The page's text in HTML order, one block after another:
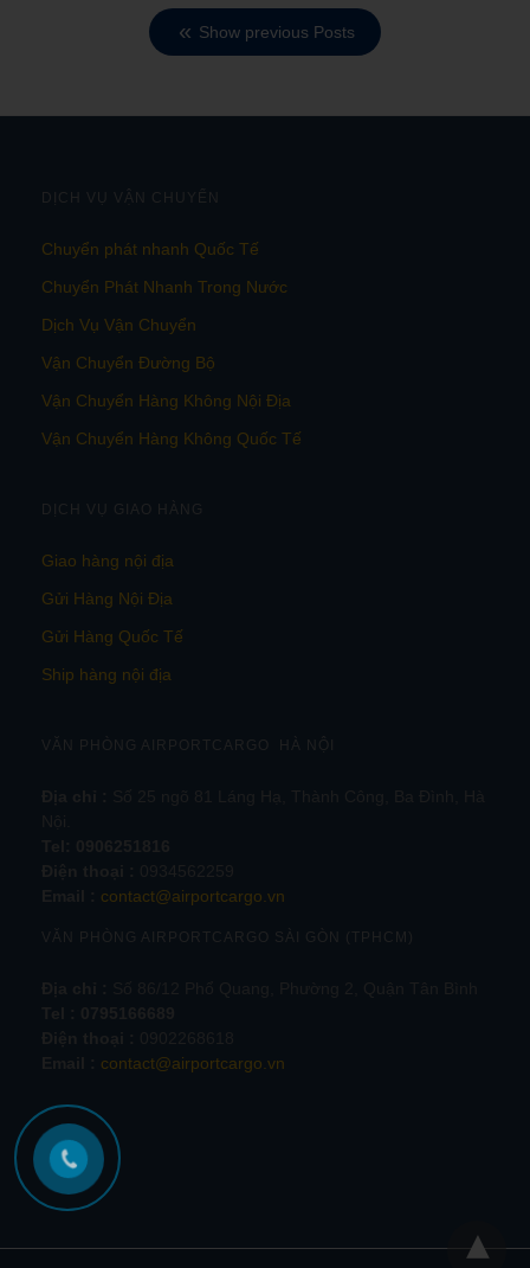
Show previous Posts
DỊCH VỤ VẬN CHUYỂN
Chuyển phát nhanh Quốc Tế
Chuyển Phát Nhanh Trong Nước
Dịch Vụ Vận Chuyển
Vận Chuyển Đường Bộ
Vận Chuyển Hàng Không Nội Địa
Vận Chuyển Hàng Không Quốc Tế
DỊCH VỤ GIAO HÀNG
Giao hàng nội địa
Gửi Hàng Nội Địa
Gửi Hàng Quốc Tế
Ship hàng nội địa
VĂN PHÒNG AIRPORTCARGO HÀ NỘI
contact@airportcargo.vn
VĂN PHÒNG AIRPORTCARGO SÀI GÒN (TPHCM)
contact@airportcargo.vn